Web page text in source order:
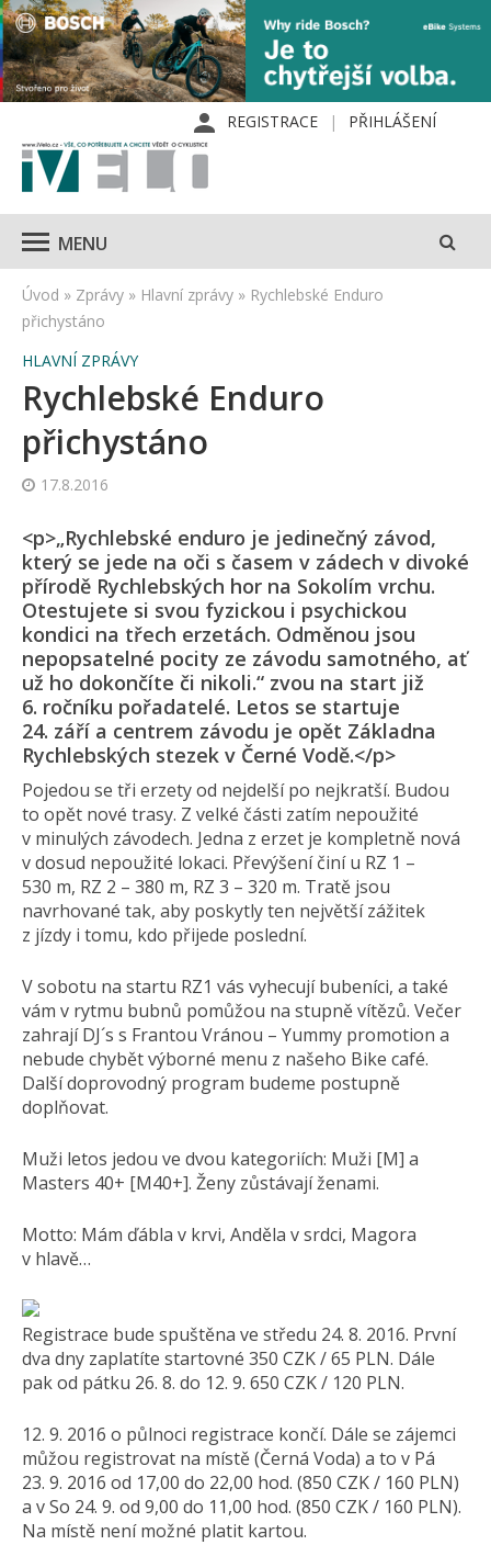
REGISTRACE PŘIHLÁŠENÍ
MENU
Úvod » Zprávy » Hlavní zprávy » Rychlebské Enduro
přichystáno
HLAVNÍ ZPRÁVY
Rychlebské Enduro
přichystáno
17.8.2016
<p>„Rychlebské enduro je jedinečný závod,
který se jede na oči s časem v zádech v divoké
přírodě Rychlebských hor na Sokolím vrchu.
Otestujete si svou fyzickou i psychickou
kondici na třech erzetách. Odměnou jsou
nepopsatelné pocity ze závodu samotného, ať
už ho dokončíte či nikoli.“ zvou na start již
6. ročníku pořadatelé. Letos se startuje
24. září a centrem závodu je opět Základna
Rychlebských stezek v Černé Vodě.</p>
Pojedou se tři erzety od nejdelší po nejkratší. Budou
to opět nové trasy. Z velké části zatím nepoužité
v minulých závodech. Jedna z erzet je kompletně nová
v dosud nepoužité lokaci. Převýšení činí u RZ 1 –
530 m, RZ 2 – 380 m, RZ 3 – 320 m. Tratě jsou
navrhované tak, aby poskytly ten největší zážitek
z jízdy i tomu, kdo přijede poslední.
V sobotu na startu RZ1 vás vyhecují bubeníci, a také
vám v rytmu bubnů pomůžou na stupně vítězů. Večer
zahrají DJ´s s Frantou Vránou – Yummy promotion a
nebude chybět výborné menu z našeho Bike café.
Další doprovodný program budeme postupně
doplňovat.
Muži letos jedou ve dvou kategoriích: Muži [M] a
Masters 40+ [M40+]. Ženy zůstávají ženami.
Motto: Mám ďábla v krvi, Anděla v srdci, Magora
v hlavě…
Registrace bude spuštěna ve středu 24. 8. 2016. První
dva dny zaplatíte startovné 350 CZK / 65 PLN. Dále
pak od pátku 26. 8. do 12. 9. 650 CZK / 120 PLN.
12. 9. 2016 o půlnoci registrace končí. Dále se zájemci
můžou registrovat na místě (Černá Voda) a to v Pá
23. 9. 2016 od 17,00 do 22,00 hod. (850 CZK / 160 PLN)
a v So 24. 9. od 9,00 do 11,00 hod. (850 CZK / 160 PLN).
Na místě není možné platit kartou.